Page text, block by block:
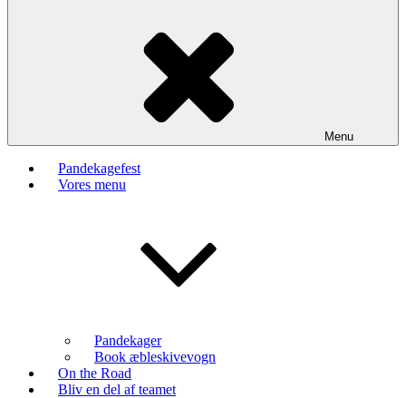
Menu
Pandekagefest
Vores menu
Pandekager
Book æbleskivevogn
On the Road
Bliv en del af teamet